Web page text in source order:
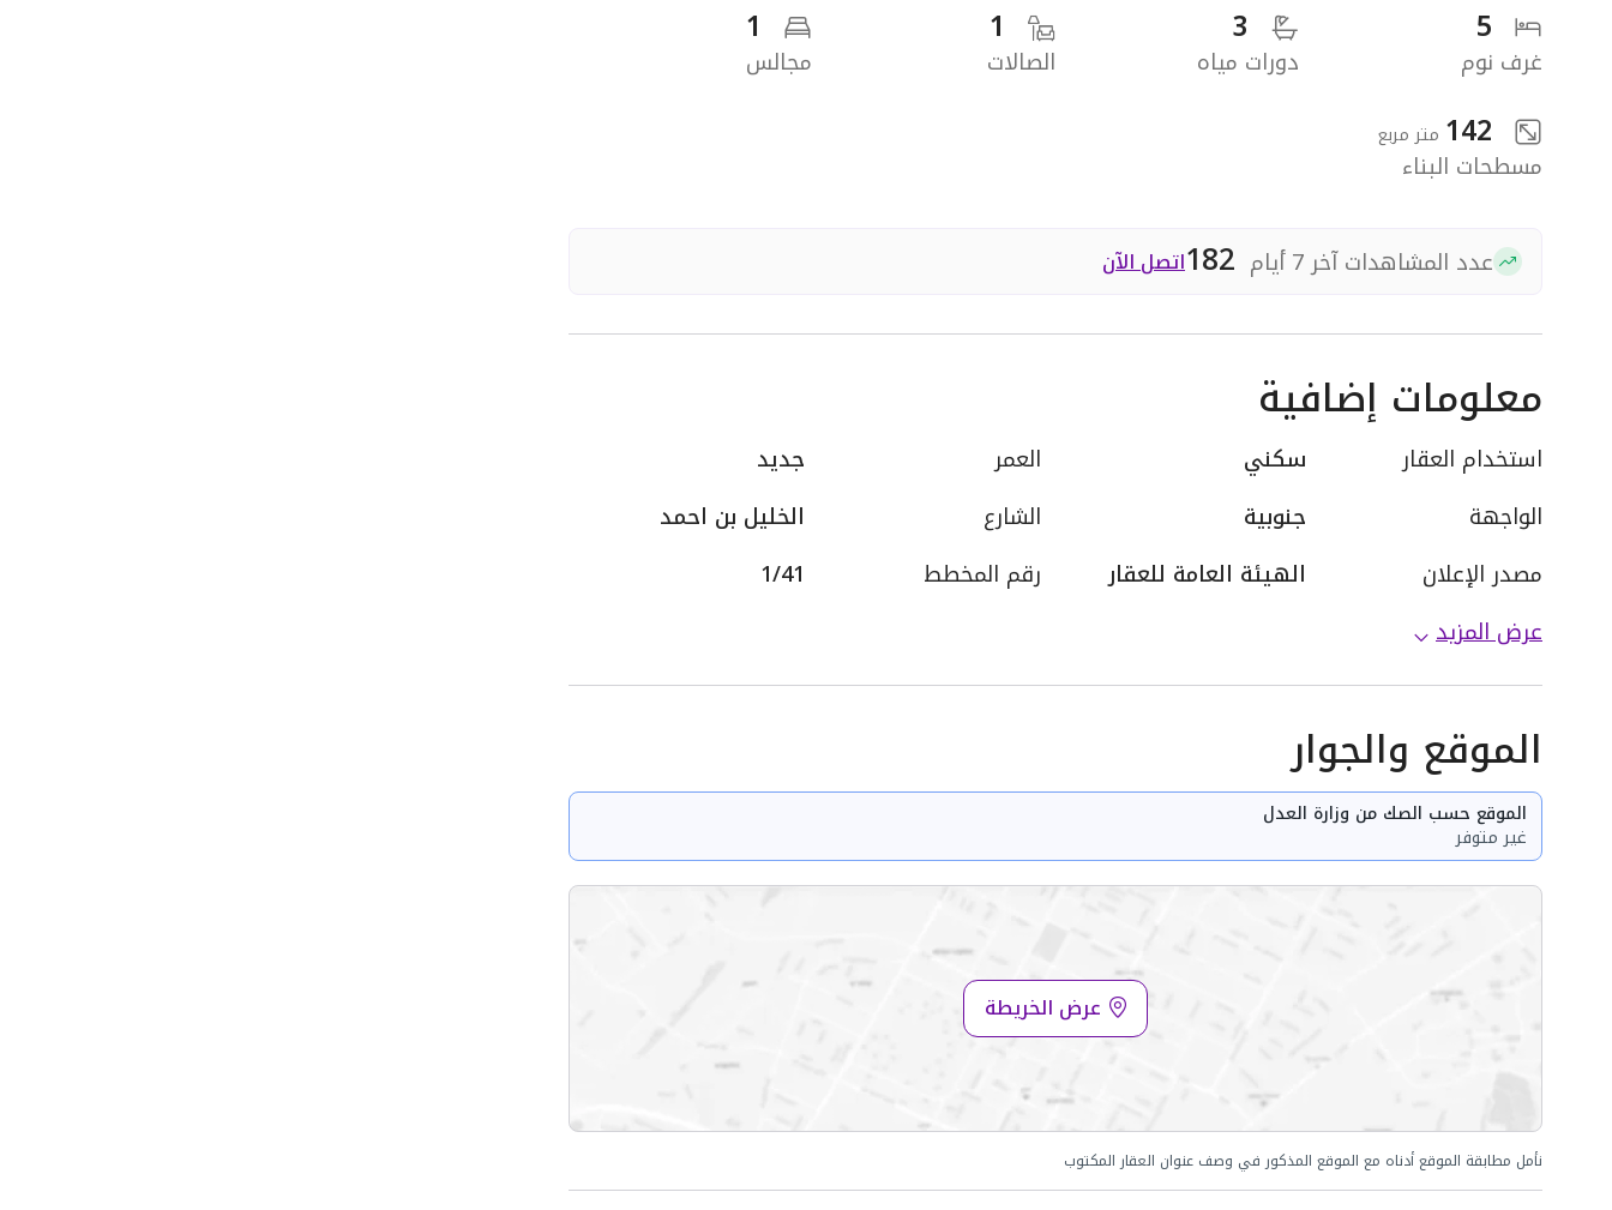
5
غرف نوم
3
دورات مياه
1
الصالات
1
مجالس
142 متر مربع
مسطحات البناء
عدد المشاهدات آخر 7 أيام 182اتصل الآن
معلومات إضافية
استخدام العقار سكني العمر
جديد
الواجهة
جنوبية الشارع
الخليل بن احمد
مصدر الإعلان
الهيئة العامة للعقار رقم المخطط
1/41
عرض المزيد
الموقع والجوار
الموقع حسب الصك من وزارة العدل
غير متوفر
عرض الخريطة
نأمل مطابقة الموقع أدناه مع الموقع المذكور في وصف عنوان العقار المكتوب